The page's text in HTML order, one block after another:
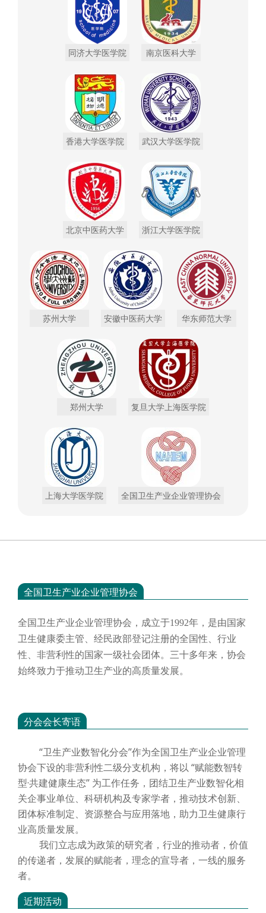
同济大学医学院 南京医科大学
香港大学医学院 武汉大学医学院
北京中医药大学 浙江大学医学院
苏州大学 安徽中医药大学 华东师范大学
郑州大学 复旦大学上海医学院
上海大学医学院 全国卫生产业企业管理协会
全国卫生产业企业管理协会
全国卫生产业企业管理协会，成立于1992年，是由国家
卫生健康委主管、经民政部登记注册的全国性、行业
性、非营利性的国家一级社会团体。三十多年来，协会
始终致力于推动卫生产业的高质量发展。
分会会长寄语
“卫生产业数智化分会”作为全国卫生产业企业管理
协会下设的非营利性二级分支机构，将以 “赋能数智转
型·共建健康生态” 为工作任务，团结卫生产业数智化相
关企事业单位、科研机构及专家学者，推动技术创新、
团体标准制定、资源整合与应用落地，助力卫生健康行
业高质量发展。
我们立志成为政策的研究者，行业的推动者，价值
的传递者，发展的赋能者，理念的宣导者，一线的服务
者。
近期活动